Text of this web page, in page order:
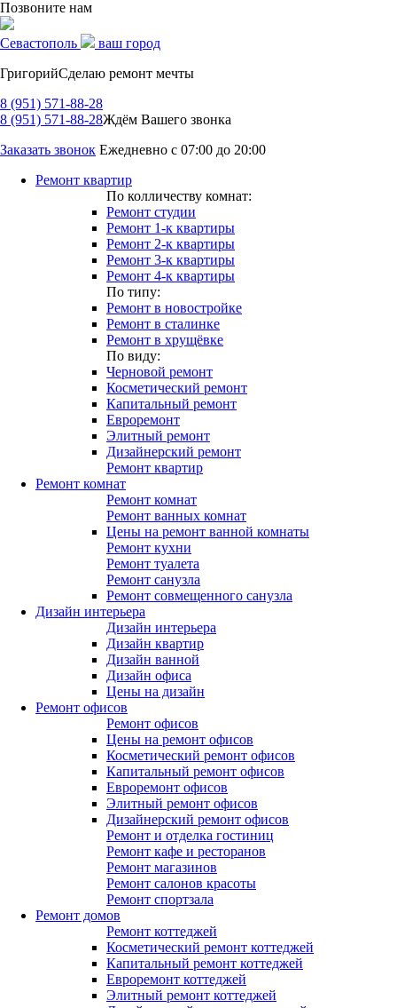
Позвоните нам
Севастополь
ваш город
ГригорийСделаю ремонт мечты
8 (951) 571-88-28
8 (951) 571-88-28Ждём Вашего звонка
Заказать звонок Ежедневно с 07:00 до 20:00
Ремонт квартир
По колличеству комнат:
Ремонт студии
Ремонт 1-к квартиры
Ремонт 2-к квартиры
Ремонт 3-к квартиры
Ремонт 4-к квартиры
По типу:
Ремонт в новостройке
Ремонт в сталинке
Ремонт в хрущёвке
По виду:
Черновой ремонт
Косметический ремонт
Капитальный ремонт
Евроремонт
Элитный ремонт
Дизайнерский ремонт
Ремонт квартир
Ремонт комнат
Ремонт комнат
Ремонт ванных комнат
Цены на ремонт ванной комнаты
Ремонт кухни
Ремонт туалета
Ремонт санузла
Ремонт совмещенного санузла
Дизайн интерьера
Дизайн интерьера
Дизайн квартир
Дизайн ванной
Дизайн офиса
Цены на дизайн
Ремонт офисов
Ремонт офисов
Цены на ремонт офисов
Косметический ремонт офисов
Капитальный ремонт офисов
Евроремонт офисов
Элитный ремонт офисов
Дизайнерский ремонт офисов
Ремонт и отделка гостиниц
Ремонт кафе и ресторанов
Ремонт магазинов
Ремонт салонов красоты
Ремонт спортзала
Ремонт домов
Ремонт коттеджей
Косметический ремонт коттеджей
Капитальный ремонт коттеджей
Евроремонт коттеджей
Элитный ремонт коттеджей